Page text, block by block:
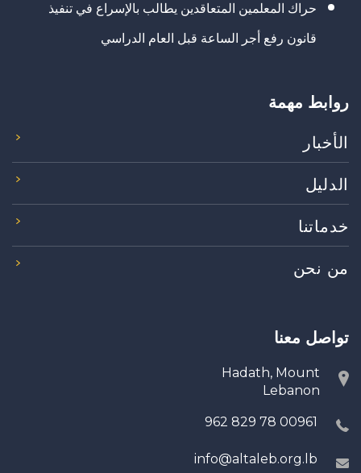
حراك المعلمين المتعاقدين يطالب بالإسراع في تنفيذ
قانون رفع أجر الساعة قبل العام الدراسي
روابط مهمة
الأخبار
الدليل
خدماتنا
من نحن
تواصل معنا
Hadath, Mount
Lebanon
00961 78 829 962
info@altaleb.org.lb